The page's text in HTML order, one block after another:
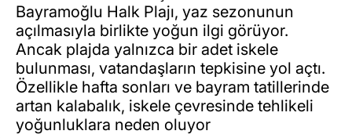
Bayramoğlu Halk Plajı, yaz sezonunun
açılmasıyla birlikte yoğun ilgi görüyor.
Ancak plajda yalnızca bir adet iskele
bulunması, vatandaşların tepkisine yol açtı.
Özellikle hafta sonları ve bayram tatillerinde
artan kalabalık, iskele çevresinde tehlikeli
yoğunluklara neden oluyor